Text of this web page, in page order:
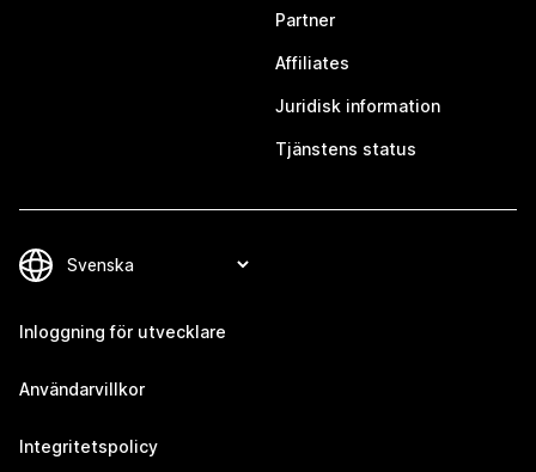
Partner
Affiliates
Juridisk information
Tjänstens status
Inloggning för utvecklare
Användarvillkor
Integritetspolicy